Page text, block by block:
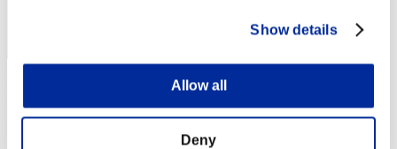
Show details
Allow all
Deny
Posición